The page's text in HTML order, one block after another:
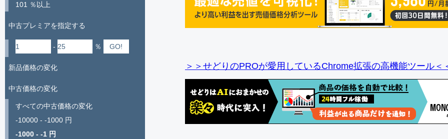
＞＞せどりのPROが愛用しているChrome拡張の高機能ツール＜
101 ％以上
中古プレミアを指定する
- ％
新品価格の変化
中古価格の変化
すべての中古価格の変化
-10000 - -1000 円
-1000 - -1 円